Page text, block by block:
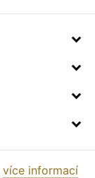
více informací